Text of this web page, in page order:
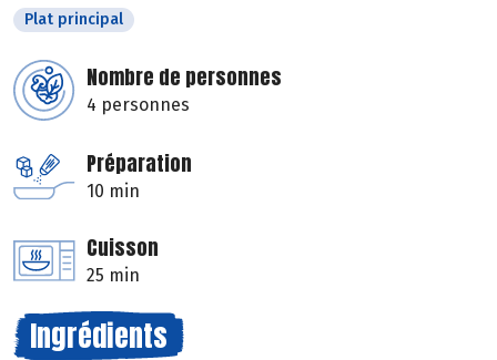
Plat principal
Nombre de personnes
4 personnes
Préparation
10 min
Cuisson
25 min
Ingrédients